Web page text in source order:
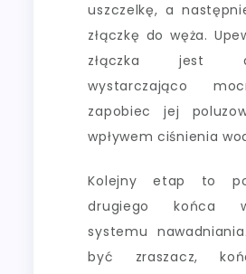
uszczelkę, a
złączkę do węża.
złączka jest
wystarczająco
zapobiec jej
wpływem ciśnienia
Kolejny etap to
drugiego końca
systemu
być zraszacz,